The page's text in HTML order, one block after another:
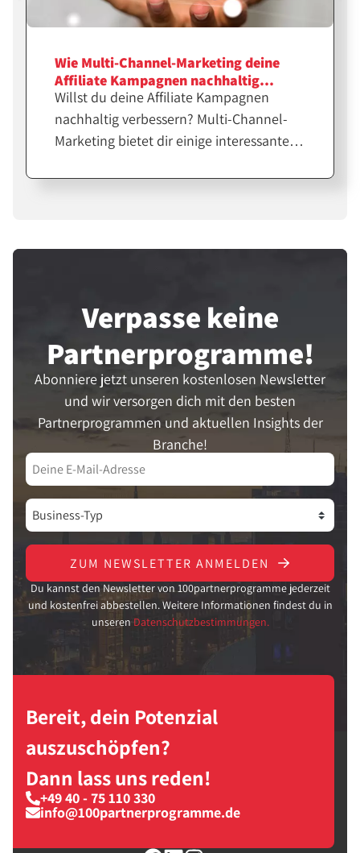
Wie Multi-Channel-Marketing deine
Affiliate Kampagnen nachhaltig
verbessert
Willst du deine Affiliate Kampagnen
nachhaltig verbessern? Multi-Channel-
Marketing bietet dir einige interessante
verschiedene Kanäle für deine Strategie
über Techniken bis hin zur Zielerreichung
Multi-Channel-Marketing entdecken!
Verpasse keine
Partner­programme!
Abonniere jetzt unseren kostenlosen Newsletter
und wir versorgen dich mit den besten
Partnerprogrammen und aktuellen Insights der
Branche!
ZUM NEWSLETTER ANMELDEN
Du kannst den Newsletter von 100partnerprogramme jederzeit
und kostenfrei abbestellen. Weitere Informationen findest du in
unseren Datenschutzbestimmungen.
Bereit, dein Potenzial
auszuschöpfen?
Dann lass uns reden!
+49 40 - 75 110 330
info@100partnerprogramme.de